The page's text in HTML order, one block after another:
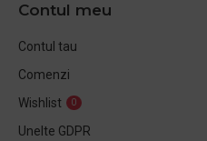
Contul meu
Contul tau
Comenzi
Wishlist
0
Unelte GDPR